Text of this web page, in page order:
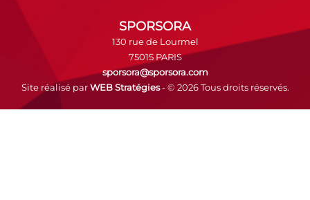
SPORSORA
130 rue de Lourmel
75015 PARIS
sporsora@sporsora.com
Site réalisé parWEB Stratégies- © 2026 Tous droits réservés.